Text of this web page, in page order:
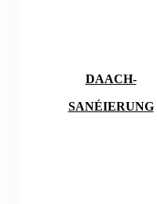
DAACH-
SANÉIERUNG